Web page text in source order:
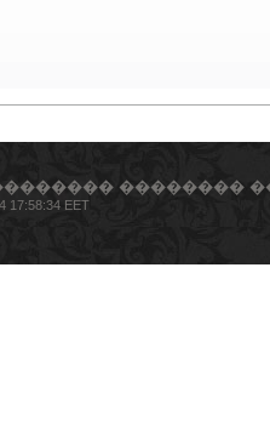
��������
17:58:34 EET